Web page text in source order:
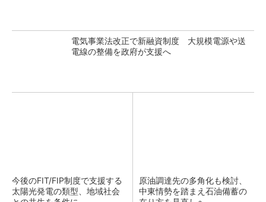
電気事業法改正で新融資制度 大規模電源や送
電線の整備を政府が支援へ
今後のFIT/FIP制度で支援する
太陽光発電の類型、地域社会
原油調達先の多角化も検討、
中東情勢を踏まえ石油備蓄の